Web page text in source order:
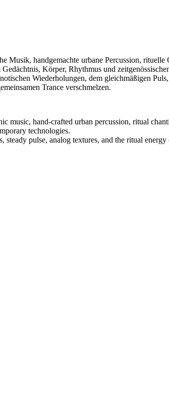
handgemachte urbane Percussion,
Körper, Rhythmus und
Wiederholungen, dem gleichmäßigen
Trance verschmelzen.
hand-crafted urban percussion, ritual
technologies.
pulse, analog textures, and the ritual